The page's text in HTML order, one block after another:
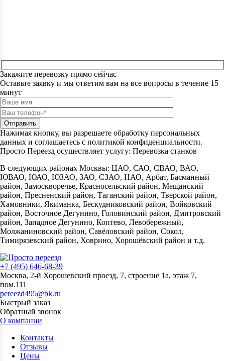
Закажите перевозку прямо сейчас
Оставьте заявку и мы ответим вам на все вопросы в течение 15
минут
Отправить
Нажимая кнопку, вы разрешаете обработку персональных
данных и соглашаетесь с политикой конфиденциальности.
Просто Переезд осуществляет услугу: Перевозка станков
В следующих районах Москвы: ЦАО, САО, СВАО, ВАО,
ЮВАО, ЮАО, ЮЗАО, ЗАО, СЗАО, НАО, Арбат, Басманный
район, Замоскворечье, Красносельский район, Мещанский
район, Пресненский район, Таганский район, Тверской район,
Хамовники, Якиманка, Бескудниковский район, Войковский
район, Восточное Дегунино, Головинский район, Дмитровский
район, Западное Дегунино, Коптево, Левобережный,
Молжаниновский район, Савёловский район, Сокол,
Тимирязевский район, Ховрино, Хорошёвский район и т.д.
+7 (495) 646-68-39
Москва, 2-й Хорошевский проезд, 7, строение 1а, этаж 7,
пом.111
pereezd495@bk.ru
Быстрый заказ
Обратный звонок
О компании
Контакты
Отзывы
Цены